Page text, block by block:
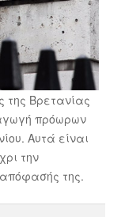
της Βρετανίας
πρόωρων
Αυτά είναι
την
της.